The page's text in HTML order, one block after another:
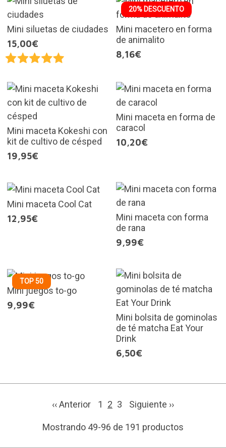
Mini siluetas de ciudades
15,00€
20% DESCUENTO
Mini macetero en forma
de animalito
8,16€
Mini maceta Kokeshi con
kit de cultivo de césped
19,95€
Mini maceta en forma de
caracol
10,20€
Mini maceta Cool Cat
12,95€
Mini maceta con forma
de rana
9,99€
TOP 50
Mini juegos to-go
9,99€
Mini bolsita de gominolas
de té matcha Eat Your
Drink
6,50€
‹‹ Anterior 1 2 3 Siguiente ››
Mostrando 49-96 de 191 productos